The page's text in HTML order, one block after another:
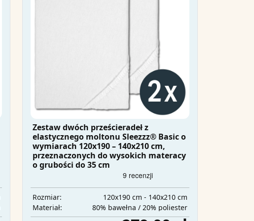
Zestaw dwóch prześcieradeł z
elastycznego moltonu Sleezzz® Basic o
wymiarach 120x190 – 140x210 cm,
przeznaczonych do wysokich materacy
o grubości do 35 cm
Rozmiar:
120x190 cm - 140x210 cm
Materiał:
80% bawełna / 20% poliester